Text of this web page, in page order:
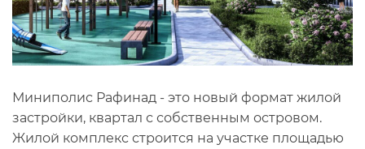
Миниполис Рафинад - это новый формат жилой
застройки, квартал с собственным островом.
Жилой комплекс строится на участке площадью